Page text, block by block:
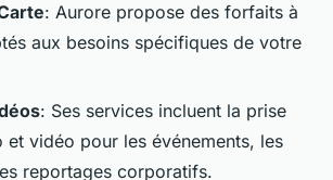
: Aurore propose des forfaits à
aux besoins spécifiques de votre
: Ses services incluent la prise
et vidéo pour les événements, les
reportages corporatifs.